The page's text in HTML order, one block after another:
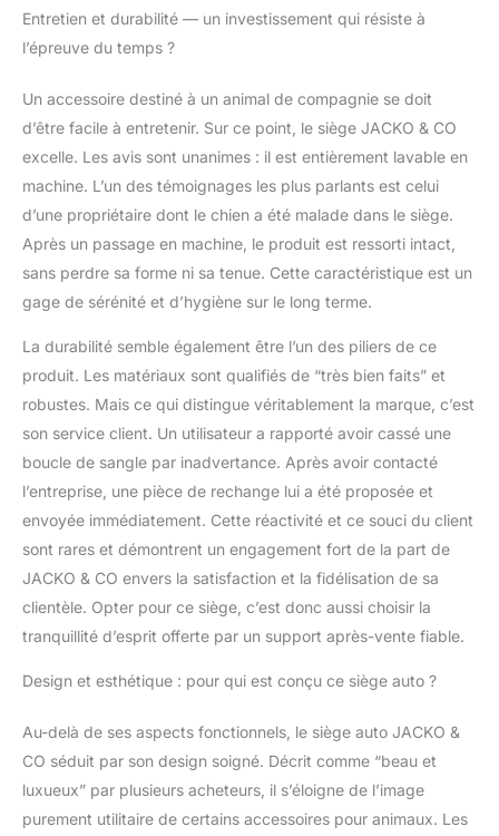
Entretien et durabilité — un investissement qui résiste à
l’épreuve du temps ?
Un accessoire destiné à un animal de compagnie se doit
d’être facile à entretenir. Sur ce point, le siège JACKO & CO
excelle. Les avis sont unanimes : il est entièrement lavable en
machine. L’un des témoignages les plus parlants est celui
d’une propriétaire dont le chien a été malade dans le siège.
Après un passage en machine, le produit est ressorti intact,
sans perdre sa forme ni sa tenue. Cette caractéristique est un
gage de sérénité et d’hygiène sur le long terme.
La durabilité semble également être l’un des piliers de ce
produit. Les matériaux sont qualifiés de “très bien faits” et
robustes. Mais ce qui distingue véritablement la marque, c’est
son service client. Un utilisateur a rapporté avoir cassé une
boucle de sangle par inadvertance. Après avoir contacté
l’entreprise, une pièce de rechange lui a été proposée et
envoyée immédiatement. Cette réactivité et ce souci du client
sont rares et démontrent un engagement fort de la part de
JACKO & CO envers la satisfaction et la fidélisation de sa
clientèle. Opter pour ce siège, c’est donc aussi choisir la
tranquillité d’esprit offerte par un support après-vente fiable.
Design et esthétique : pour qui est conçu ce siège auto ?
Au-delà de ses aspects fonctionnels, le siège auto JACKO &
CO séduit par son design soigné. Décrit comme “beau et
luxueux” par plusieurs acheteurs, il s’éloigne de l’image
purement utilitaire de certains accessoires pour animaux. Les